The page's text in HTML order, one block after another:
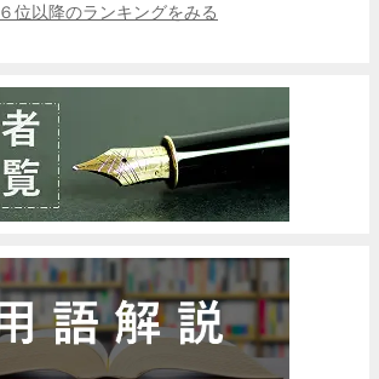
６位以降のランキングをみる